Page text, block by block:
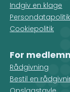
Indgiv en klage
Persondatapolitik
Cookiepolitik
For
Rådgivning
Bestil en